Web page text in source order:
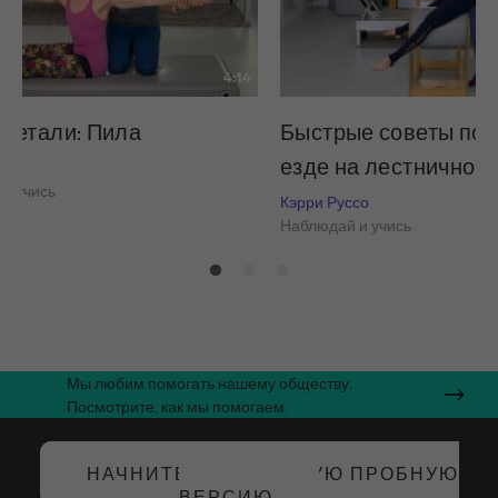
4:14
Пила
учись
Быстрые советы по
езде на лестничном
Кэрри Руссо
Наблюдай и учись
Мы любим помогать нашему обществу.
Посмотрите, как мы помогаем.
НАЧНИТЕ БЕСПЛАТНУЮ ПРОБНУЮ